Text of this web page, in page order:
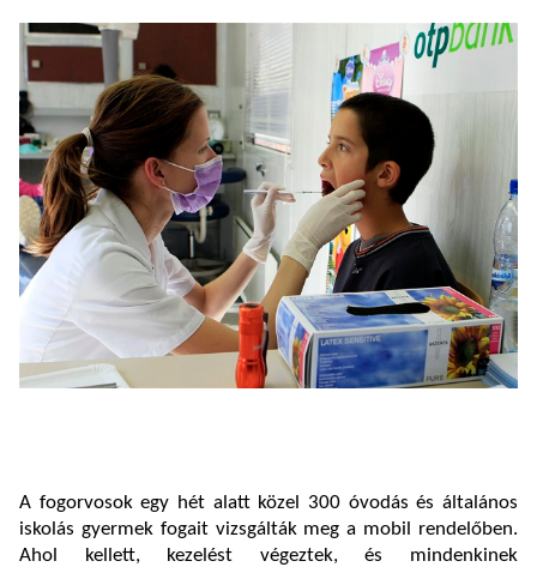
A fogorvosok egy hét alatt közel 300 óvodás és általános
iskolás gyermek fogait vizsgálták meg a mobil rendelőben.
Ahol kellett, kezelést végeztek, és mindenkinek